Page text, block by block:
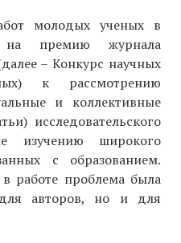
молодых ученых в
на премию журнала
– Конкурс научных
к рассмотрению
и коллективные
исследовательского
изучению широкого
с образованием.
работе проблема была
авторов, но и для